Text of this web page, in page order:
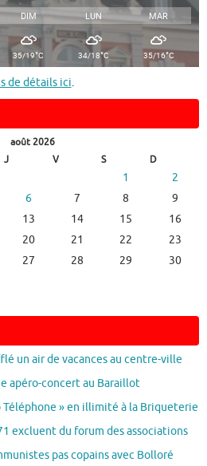
DIM LUN MAR
35/19°C 34/18°C 35/16°C
de détails ici.
août 2026
J V S D
1
2
6 7 8
9
13 14 15
16
20 21 22
23
27 28 29
30
un air de vacances au centre-ville
apéro-concert au Baraillot
» en illimité à la Briqueterie
excluent du forum des associations
pas copains avec Bolloré